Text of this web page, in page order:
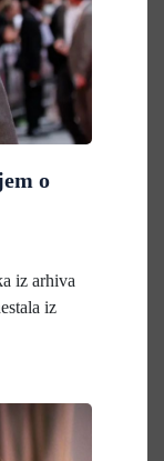
o
iz arhiva
iz